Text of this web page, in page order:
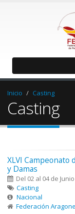
Inicio Casting
Casting
XLVI Campeonato
y Damas
Del 02 al 04 de
Casting
Nacional
Federación